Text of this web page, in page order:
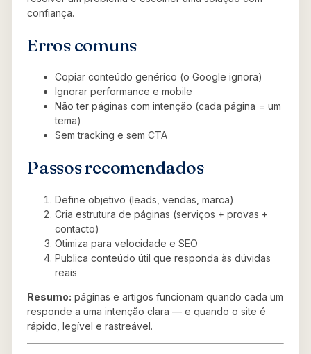
confiança.
Erros comuns
Copiar conteúdo genérico (o Google ignora)
Ignorar performance e mobile
Não ter páginas com intenção (cada página = um
tema)
Sem tracking e sem CTA
Passos recomendados
Define objetivo (leads, vendas, marca)
Cria estrutura de páginas (serviços + provas +
contacto)
Otimiza para velocidade e SEO
Publica conteúdo útil que responda às dúvidas
reais
Resumo: páginas e artigos funcionam quando cada um
responde a uma intenção clara — e quando o site é
rápido, legível e rastreável.